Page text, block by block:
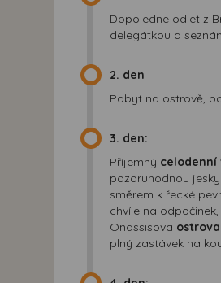
Dopoledne odlet z
delegátkou a
2. den
Pobyt na ostrově,
3. den:
Příjemný
pozoruhodnou
směrem k řecké
chvíle na
Onassisova
plný zastávek na